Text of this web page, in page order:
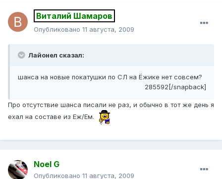
Виталий Шамаров
Опубликовано 11 августа, 2009
Лайонел сказал:
шанса на новые покатушки по СЛ на Ёжике нет совсем?
285592[/snapback]
Про отсутствие шанса писали не раз, и обычно в тот же день я
ехал на составе из Еж/Ем.
Noel G
Опубликовано 11 августа, 2009